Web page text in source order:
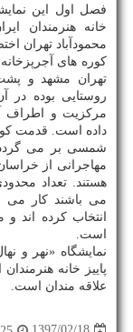
خانه هنرمندان
محمودآباد تهران
كوره های
تهران مشهد و
روستایی بوده در
مركزیت و اطراف
مهاجرانی از
هستند. تعداد
می باشند كار می
انتخاب كرده اند
است.
علاقه مندان است.